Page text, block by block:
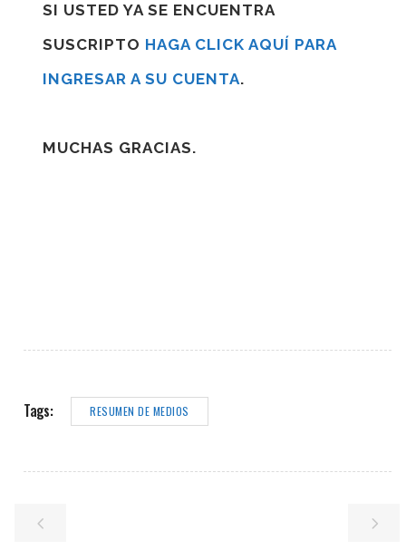
SI USTED YA SE ENCUENTRA
SUSCRIPTO HAGA CLICK AQUÍ PARA
INGRESAR A SU CUENTA.
MUCHAS GRACIAS.
Tags: RESUMEN DE MEDIOS